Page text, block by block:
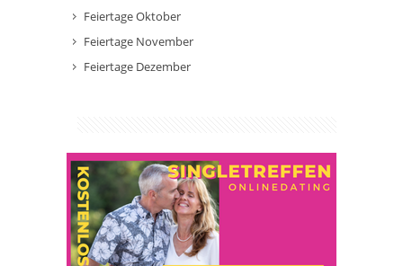
Feiertage Oktober
Feiertage November
Feiertage Dezember